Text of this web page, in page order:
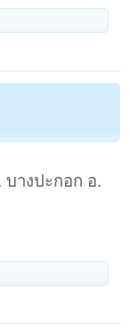
างปะกอก อ.